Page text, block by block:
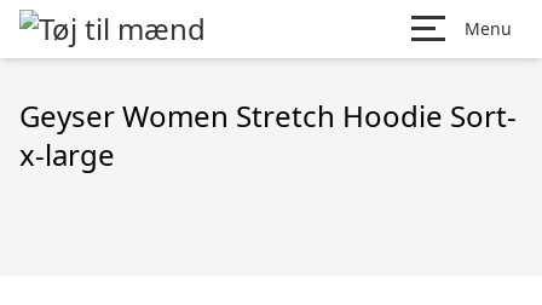
Menu
Geyser Women Stretch Hoodie Sort-
x-large